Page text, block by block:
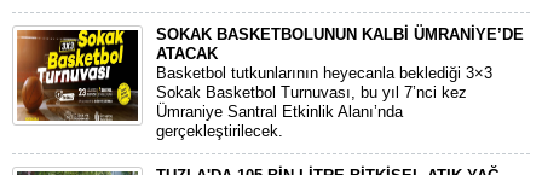
SOKAK BASKETBOLUNUN KALBİ ÜMRANİYE’DE
ATACAK
Basketbol tutkunlarının heyecanla beklediği 3×3
Sokak Basketbol Turnuvası, bu yıl 7’nci kez
Ümraniye Santral Etkinlik Alanı’nda
gerçekleştirilecek.